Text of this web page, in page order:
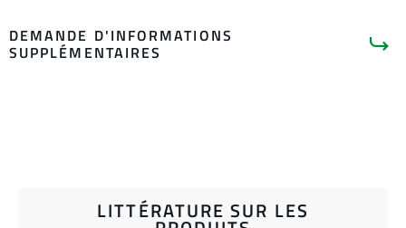
DEMANDE D'INFORMATIONS
SUPPLÉMENTAIRES
LITTÉRATURE SUR LES